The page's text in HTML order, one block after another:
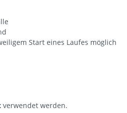
Start eines Laufes möglich
verwendet werden.